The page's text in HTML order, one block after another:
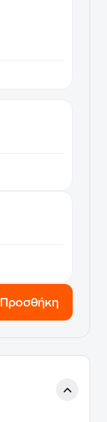
Προσθήκη